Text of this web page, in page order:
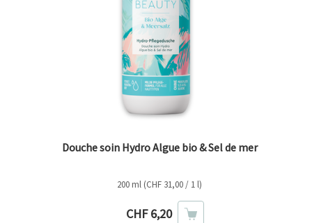
Douche soin Hydro Algue bio & Sel de mer
200 ml (CHF 31,00 / 1 l)
Prix actuel
CHF 6,20